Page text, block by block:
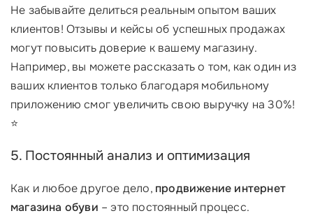
Не забывайте делиться реальным опытом ваших
клиентов! Отзывы и кейсы об успешных продажах
могут повысить доверие к вашему магазину.
Например, вы можете рассказать о том, как один из
ваших клиентов только благодаря мобильному
приложению смог увеличить свою выручку на 30%!
⭐
5. Постоянный анализ и оптимизация
Как и любое другое дело, продвижение интернет
магазина обуви – это постоянный процесс.